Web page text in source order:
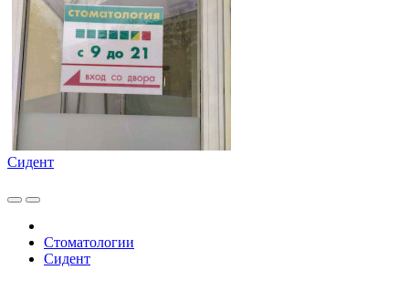
Сидент
Стоматологии
Сидент